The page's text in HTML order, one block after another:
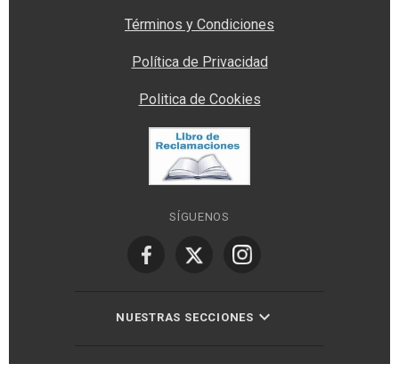
Términos y Condiciones
Política de Privacidad
Politica de Cookies
SÍGUENOS
NUESTRAS SECCIONES